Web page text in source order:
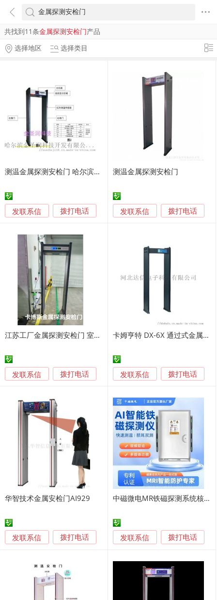
共找到11条金属探测安检门产品
选择地区
选择类目
测温金属探测安检门 哈尔滨金圣润200L安检门
发联系信 拨打电话
测温金属探测安检门
发联系信 拨打电话
江苏工厂金属探测安检门 室外防水金属安检门 卡博斯
发联系信 拨打电话
卡姆亨特 DX-6X 通过式金属安检门
发联系信 拨打电话
华智技术金属安检门AI929
发联系信 拨打电话
中磁微电MR铁磁探测系统核磁共振安检门
发联系信 拨打电话